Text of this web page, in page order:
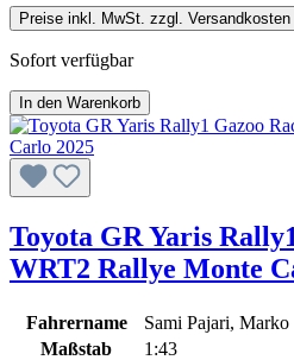
Preise inkl. MwSt. zzgl. Versandkosten
Sofort verfügbar
In den Warenkorb
Toyota GR Yaris
WRT2 Rallye Monte
Fahrername
Sami Pajari, Marko
Maßstab
1:43